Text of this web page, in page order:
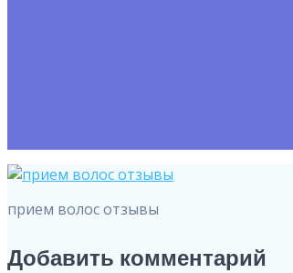
прием волос отзывы
Добавить комментарий